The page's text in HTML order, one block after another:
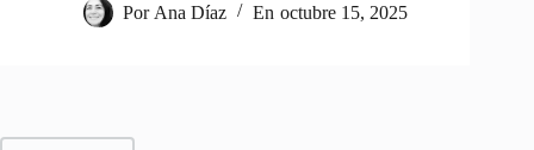
Por Ana Díaz En octubre 15, 2025